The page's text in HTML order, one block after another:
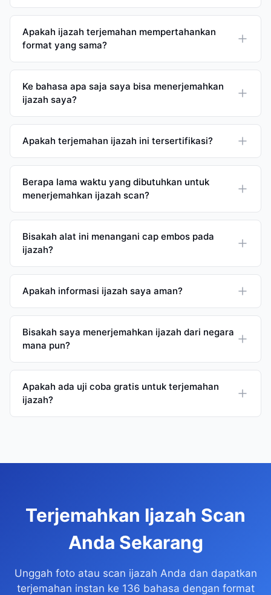
Apakah ijazah terjemahan mempertahankan
format yang sama?
Ke bahasa apa saja saya bisa menerjemahkan
ijazah saya?
Apakah terjemahan ijazah ini tersertifikasi?
Berapa lama waktu yang dibutuhkan untuk
menerjemahkan ijazah scan?
Bisakah alat ini menangani cap embos pada
ijazah?
Apakah informasi ijazah saya aman?
Bisakah saya menerjemahkan ijazah dari negara
mana pun?
Apakah ada uji coba gratis untuk terjemahan
ijazah?
Terjemahkan Ijazah Scan
Anda Sekarang
Unggah foto atau scan ijazah Anda dan dapatkan
terjemahan instan ke 136 bahasa dengan format